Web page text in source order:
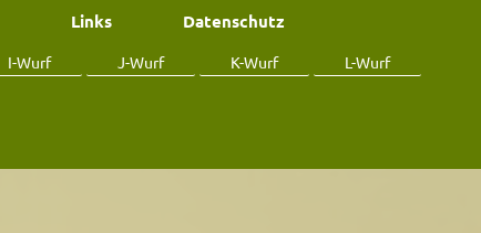
Links Datenschutz
I-Wurf J-Wurf K-Wurf L-Wurf